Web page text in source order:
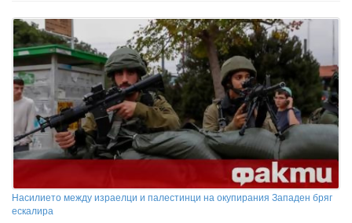
Насилието между израелци и палестинци на окупирания Западен бряг
ескалира